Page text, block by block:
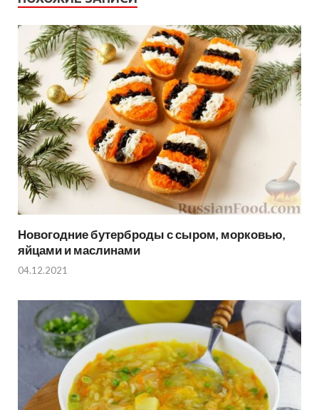
Новогодние бутерброды с сыром, морковью,
яйцами и маслинами
04.12.2021